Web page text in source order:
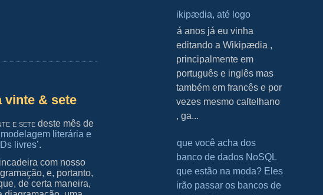
vinte & sete
e setedeste mês de
literária e
livres’.
com nosso
e, portanto,
de certa maneira,
Wikipædia, até logo
H á anos já eu vinha
editando a Wikipædia ,
principalmente em
português e inglês mas
também em francês e por
vezes mesmo caſtelhano
, ga...
O que você acha dos
banco de dados NoSQL
que estão na moda? Eles
irão passar os bancos de